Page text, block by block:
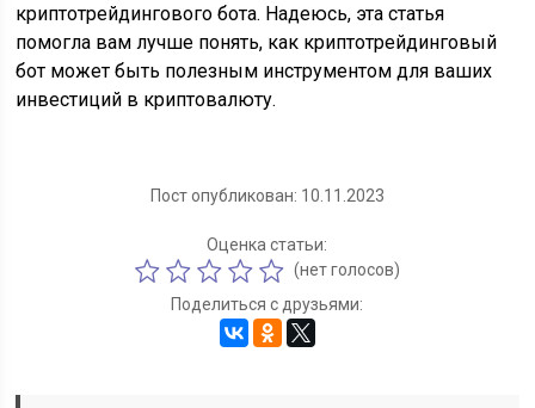
криптотрейдингового бота. Надеюсь, эта статья
помогла вам лучше понять, как криптотрейдинговый
бот может быть полезным инструментом для ваших
инвестиций в криптовалюту.
Пост опубликован: 10.11.2023
Оценка статьи:
(нет голосов)
Поделиться с друзьями: